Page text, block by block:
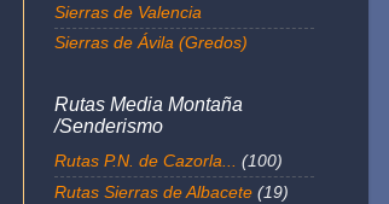
Sierras de Valencia
Sierras de Ávila (Gredos)
Rutas Media Montaña
/Senderismo
Rutas P.N. de Cazorla... (100)
Rutas Sierras de Albacete (19)